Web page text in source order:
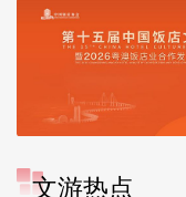
文游热点